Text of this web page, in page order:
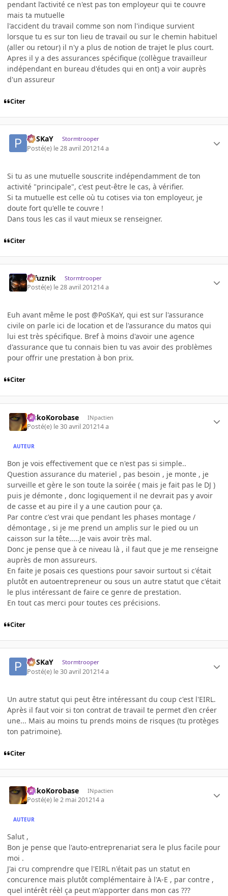
pendant l’activité ce n'est pas ton employeur qui te couvre
mais ta mutuelle
l'accident du travail comme son nom l'indique survient
lorsque tu es sur ton lieu de travail ou sur le chemin habituel
(aller ou retour) il n'y a plus de notion de trajet le plus court.
Apres il y a des assurances spécifique (collègue travailleur
indépendant en bureau d'études qui en ont) a voir auprès
d'un assureur
Citer
PoSKaY Stormtrooper
Posté(e) le 28 avril 201214 a
Si tu as une mutuelle souscrite indépendamment de ton
activité "principale", c'est peut-être le cas, à vérifier.
Si ta mutuelle est celle où tu cotises via ton employeur, je
doute fort qu'elle te couvre !
Dans tous les cas il vaut mieux se renseigner.
Citer
refuznik Stormtrooper
Posté(e) le 28 avril 201214 a
Euh avant même le post @PoSKaY, qui est sur l'assurance
civile on parle ici de location et de l'assurance du matos qui
lui est très spécifique. Bref à moins d'avoir une agence
d'assurance que tu connais bien tu vas avoir des problèmes
pour offrir une prestation à bon prix.
Citer
SiskoKorobase INpactien
Posté(e) le 30 avril 201214 a
AUTEUR
Bon je vois effectivement que ce n'est pas si simple..
Question assurance du materiel , pas besoin , je monte , je
surveille et gère le son toute la soirée ( mais je fait pas le DJ )
puis je démonte , donc logiquement il ne devrait pas y avoir
de casse et au pire il y a une caution pour ça.
Par contre c'est vrai que pendant les phases montage /
démontage , si je me prend un amplis sur le pied ou un
caisson sur la tête.....Je vais avoir très mal.
Donc je pense que à ce niveau là , il faut que je me renseigne
auprès de mon assureurs.
En faite je posais ces questions pour savoir surtout si c'était
plutôt en autoentrepreneur ou sous un autre statut que c'était
le plus intéressant de faire ce genre de prestation.
En tout cas merci pour toutes ces précisions.
Citer
PoSKaY Stormtrooper
Posté(e) le 30 avril 201214 a
Un autre statut qui peut être intéressant du coup c'est l'EIRL.
Après il faut voir si ton contrat de travail te permet d'en créer
une... Mais au moins tu prends moins de risques (tu protèges
ton patrimoine).
Citer
SiskoKorobase INpactien
Posté(e) le 2 mai 201214 a
AUTEUR
Salut ,
Bon je pense que l'auto-entreprenariat sera le plus facile pour
moi .
J'ai cru comprendre que l'EIRL n'était pas un statut en
concurence mais plutôt complémentaire à l'A-E , par contre ,
quel intérêt réèl ça peut m'apporter dans mon cas ???